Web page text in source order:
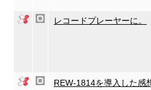
レコードプレーヤーに。
REW-1814を導入した感